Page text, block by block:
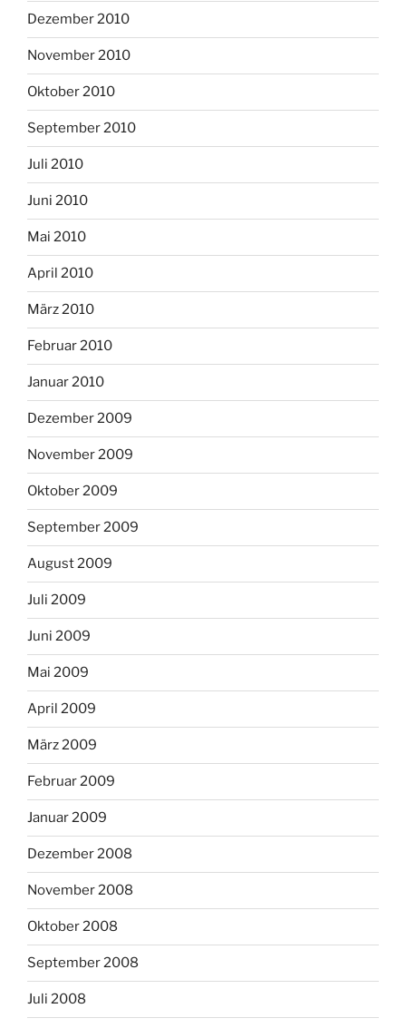
Dezember 2010
November 2010
Oktober 2010
September 2010
Juli 2010
Juni 2010
Mai 2010
April 2010
März 2010
Februar 2010
Januar 2010
Dezember 2009
November 2009
Oktober 2009
September 2009
August 2009
Juli 2009
Juni 2009
Mai 2009
April 2009
März 2009
Februar 2009
Januar 2009
Dezember 2008
November 2008
Oktober 2008
September 2008
Juli 2008